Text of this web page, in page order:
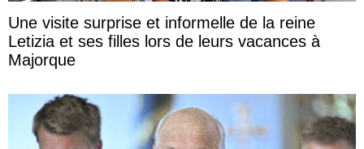
Une visite surprise et informelle de la reine
Letizia et ses filles lors de leurs vacances à
Majorque